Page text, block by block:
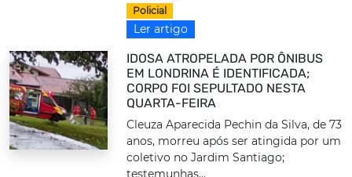
Policial
Ler artigo
IDOSA ATROPELADA POR ÔNIBUS
EM LONDRINA É IDENTIFICADA;
CORPO FOI SEPULTADO NESTA
QUARTA-FEIRA
Cleuza Aparecida Pechin da Silva, de 73
anos, morreu após ser atingida por um
coletivo no Jardim Santiago;
testemunhas...